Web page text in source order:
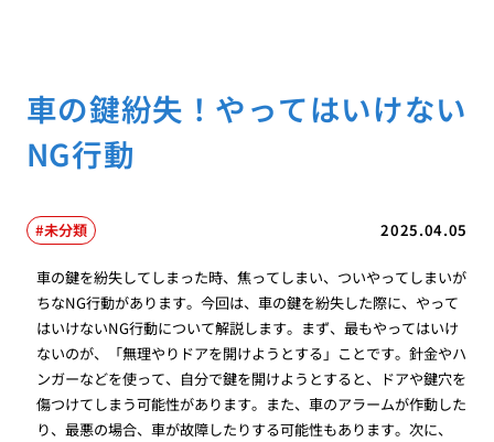
車の鍵紛失！やってはいけない
NG行動
2025.04.05
未分類
車の鍵を紛失してしまった時、焦ってしまい、ついやってしまいが
ちなNG行動があります。今回は、車の鍵を紛失した際に、やって
はいけないNG行動について解説します。まず、最もやってはいけ
ないのが、「無理やりドアを開けようとする」ことです。針金やハ
ンガーなどを使って、自分で鍵を開けようとすると、ドアや鍵穴を
傷つけてしまう可能性があります。また、車のアラームが作動した
り、最悪の場合、車が故障したりする可能性もあります。次に、